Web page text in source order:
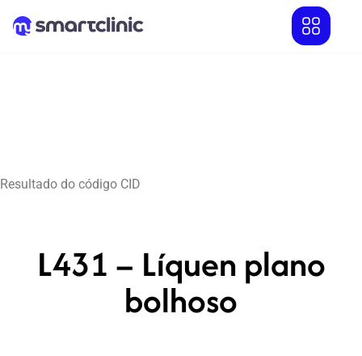
Resultado do código CID
L431 – Líquen plano
bolhoso